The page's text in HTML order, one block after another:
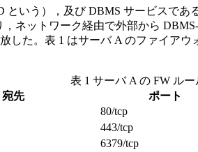
いう），及び DBMS サービスで
ネットワーク経由で外部から
した。表 1 はサーバ A のファイア
表 1 サーバ A の FW ルー
宛先 ポート
80/tcp
443/tcp
6379/tcp